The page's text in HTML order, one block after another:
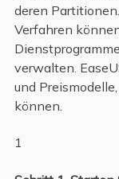
deren
Verfahren
verwalten.
und
können.
1